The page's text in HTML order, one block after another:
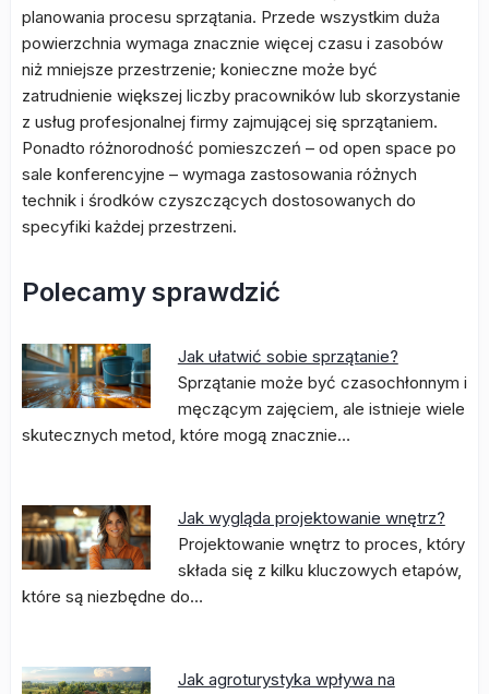
planowania procesu sprzątania. Przede wszystkim duża
powierzchnia wymaga znacznie więcej czasu i zasobów
niż mniejsze przestrzenie; konieczne może być
zatrudnienie większej liczby pracowników lub skorzystanie
z usług profesjonalnej firmy zajmującej się sprzątaniem.
Ponadto różnorodność pomieszczeń – od open space po
sale konferencyjne – wymaga zastosowania różnych
technik i środków czyszczących dostosowanych do
specyfiki każdej przestrzeni.
Polecamy sprawdzić
Jak ułatwić sobie sprzątanie?
Sprzątanie może być czasochłonnym i
męczącym zajęciem, ale istnieje wiele
skutecznych metod, które mogą znacznie…
Jak wygląda projektowanie wnętrz?
Projektowanie wnętrz to proces, który
składa się z kilku kluczowych etapów,
które są niezbędne do…
Jak agroturystyka wpływa na